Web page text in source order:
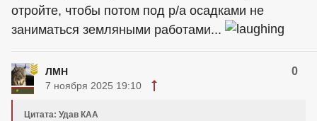
отройте, чтобы потом под р/а осадками не
заниматься земляными работами...
ЛМН 0
7 ноября 2025 19:10
Цитата: Удав КАА